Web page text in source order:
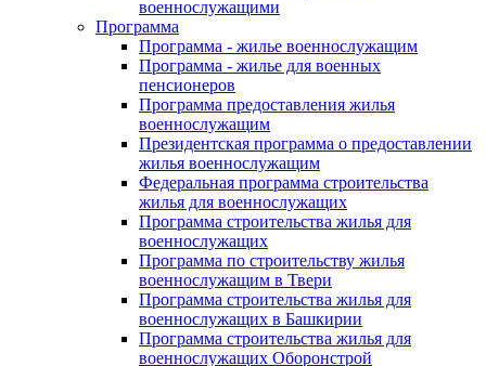
военнослужащими
Программа
Программа - жилье военнослужащим
Программа - жилье для военных
пенсионеров
Программа предоставления жилья
военнослужащим
Президентская программа о предоставлении
жилья военнослужащим
Федеральная программа строительства
жилья для военнослужащих
Программа строительства жилья для
военнослужащих
Программа по строительству жилья
военнослужащим в Твери
Программа строительства жилья для
военнослужащих в Башкирии
Программа строительства жилья для
военнослужащих Оборонстрой